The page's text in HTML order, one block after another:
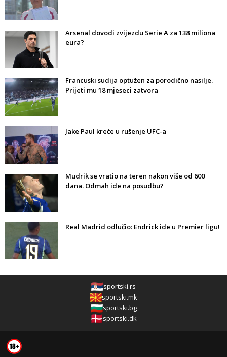
Arsenal dovodi zvijezdu Serie A za 138 miliona
eura?
Francuski sudija optužen za porodično nasilje.
Prijeti mu 18 mjeseci zatvora
Jake Paul kreće u rušenje UFC-a
Mudrik se vratio na teren nakon više od 600
dana. Odmah ide na posudbu?
Real Madrid odlučio: Endrick ide u Premier ligu!
sportski.rs
sportski.mk
sportski.bg
sportski.dk